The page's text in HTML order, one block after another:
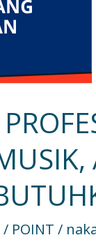
/ POINT /